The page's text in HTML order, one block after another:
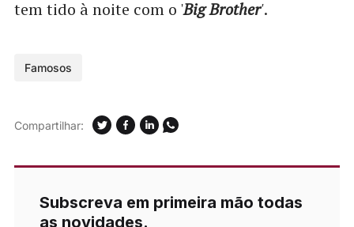
tem tido à noite com o 'Big Brother'.
Famosos
Compartilhar:
Subscreva em primeira mão todas
as novidades.